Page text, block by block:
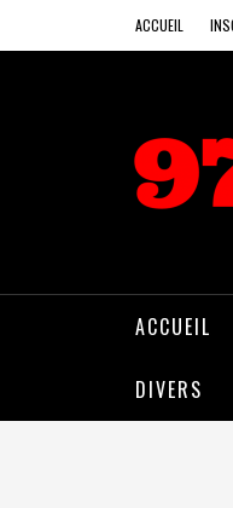
ACCUEIL
ACCUEIL
DIVERS